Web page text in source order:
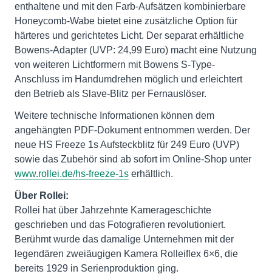
enthaltene und mit den Farb-Aufsätzen kombinierbare
Honeycomb-Wabe bietet eine zusätzliche Option für
härteres und gerichtetes Licht. Der separat erhältliche
Bowens-Adapter (UVP: 24,99 Euro) macht eine Nutzung
von weiteren Lichtformern mit Bowens S-Type-
Anschluss im Handumdrehen möglich und erleichtert
den Betrieb als Slave-Blitz per Fernauslöser.
Weitere technische Informationen können dem
angehängten PDF-Dokument entnommen werden. Der
neue HS Freeze 1s Aufsteckblitz für 249 Euro (UVP)
sowie das Zubehör sind ab sofort im Online-Shop unter
www.rollei.de/hs-freeze-1s erhältlich.
Über Rollei:
Rollei hat über Jahrzehnte Kamerageschichte
geschrieben und das Fotografieren revolutioniert.
Berühmt wurde das damalige Unternehmen mit der
legendären zweiäugigen Kamera Rolleiflex 6×6, die
bereits 1929 in Serienproduktion ging.